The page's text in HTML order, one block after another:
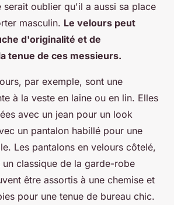
serait oublier qu'il a aussi sa place
masculin. Le velours peut
d'originalité et de
tenue de ces messieurs.
par exemple, sont une
à la veste en laine ou en lin. Elles
avec un jean pour un look
un pantalon habillé pour une
Les pantalons en velours côtelé,
classique de la garde-robe
être assortis à une chemise et
pour une tenue de bureau chic.